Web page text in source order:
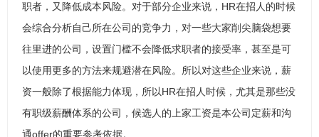
职者，又降低成本风险。对于部分企业来说，HR在招人的时候
会综合分析自己所在公司的竞争力，对一些大家削尖脑袋想要
往里进的公司，设置门槛不会降低求职者的接受率，甚至是可
以使用更多的方法来规避潜在风险。所以对这些企业来说，薪
资一般除了根据能力体现，所以HR在招人时候，尤其是那些没
有职级薪酬体系的公司，候选人的上家工资是本公司定薪和沟
通offer的重要参考依据。